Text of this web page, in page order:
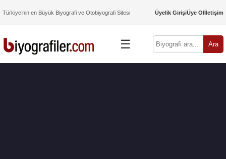
Türkiye’nin en Büyük Biyografi ve Otobiyografi Sitesi Üyelik GirişiÜye Olİletişim
☰ Ara